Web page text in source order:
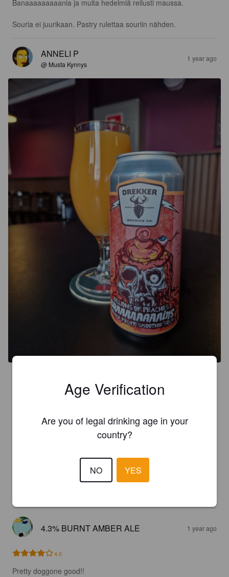
Banaaaaaaaaania ja muita hedelmiä reilusti maussa.
Souria ei juurikaan. Pastry rulettaa souriin nähden.
ANNELI P
@ Musta Kynnys
1 year ago
Mitä - tölkissä on mun kuva! Wau!
Mahtavaa 🍻 Kruunalla kotiin - - - -  kruunalla Esson baariin.
4.3% BURNT AMBER ALE 1 year ago
4.0
Pretty doggone good!!
Age Verification
Are you of legal drinking age in your
country?
NO YES